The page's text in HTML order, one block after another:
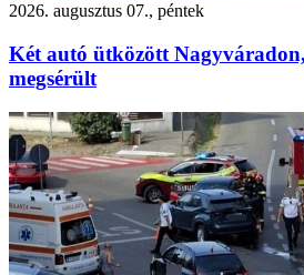
2026. augusztus 07., péntek
Két autó ütközött
megsérült